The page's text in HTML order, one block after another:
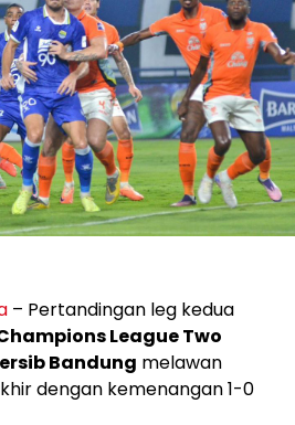
– Pertandingan leg kedua
League Two
Bandung melawan
dengan kemenangan 1-0